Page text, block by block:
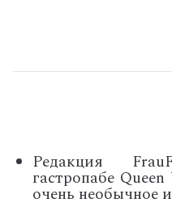
Редакция
гастропабе
очень необычное